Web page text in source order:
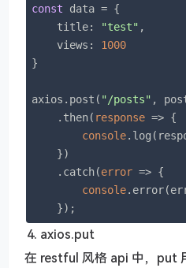
const data = {
title: "test" ,
views : 1000
}
axios.post( "/posts" ,
    .then(
response => {
console
    })
    .catch(
error => {
console
    });
axios.put
在 restful 风格 api 中，put